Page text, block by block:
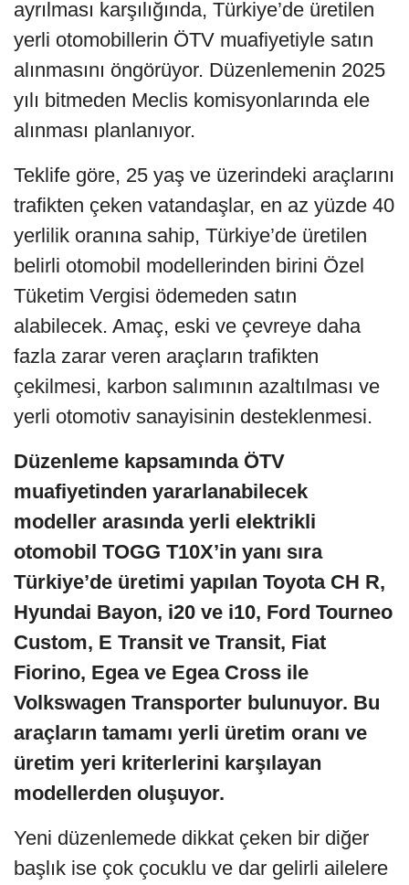
ayrılması karşılığında, Türkiye’de üretilen
yerli otomobillerin ÖTV muafiyetiyle satın
alınmasını öngörüyor. Düzenlemenin 2025
yılı bitmeden Meclis komisyonlarında ele
alınması planlanıyor.
Teklife göre, 25 yaş ve üzerindeki araçlarını
trafikten çeken vatandaşlar, en az yüzde 40
yerlilik oranına sahip, Türkiye’de üretilen
belirli otomobil modellerinden birini Özel
Tüketim Vergisi ödemeden satın
alabilecek. Amaç, eski ve çevreye daha
fazla zarar veren araçların trafikten
çekilmesi, karbon salımının azaltılması ve
yerli otomotiv sanayisinin desteklenmesi.
Düzenleme kapsamında ÖTV
muafiyetinden yararlanabilecek
modeller arasında yerli elektrikli
otomobil TOGG T10X’in yanı sıra
Türkiye’de üretimi yapılan Toyota CH R,
Hyundai Bayon, i20 ve i10, Ford Tourneo
Custom, E Transit ve Transit, Fiat
Fiorino, Egea ve Egea Cross ile
Volkswagen Transporter bulunuyor. Bu
araçların tamamı yerli üretim oranı ve
üretim yeri kriterlerini karşılayan
modellerden oluşuyor.
Yeni düzenlemede dikkat çeken bir diğer
başlık ise çok çocuklu ve dar gelirli ailelere